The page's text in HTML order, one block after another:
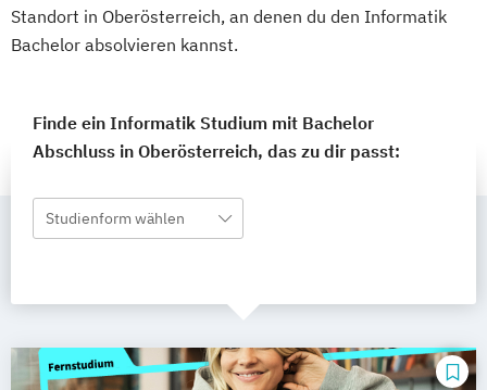
Standort in Oberösterreich, an denen du den Informatik
Bachelor absolvieren kannst.
Finde ein Informatik Studium mit Bachelor
Abschluss in Oberösterreich, das zu dir passt:
Studienform wählen